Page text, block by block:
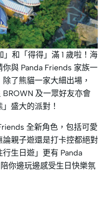
和「得得」滿 1 歲啦！海
與 Panda Friends 家族一
了熊貓一家大細出場，
BROWN 及一眾好友亦會
盛大的派對！
全新角色，包括可愛
親子遊還是打卡控都絕對
生日遊」更有 Panda
你邊玩邊感受生日快樂氛